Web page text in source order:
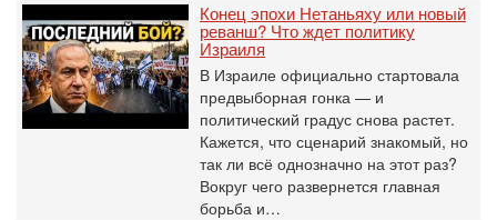
Конец эпохи Нетаньяху или новый
реванш? Что ждет политику
Израиля
В Израиле официально стартовала
предвыборная гонка — и
политический градус снова растет.
Кажется, что сценарий знакомый, но
так ли всё однозначно на этот раз?
Вокруг чего развернется главная
борьба и…